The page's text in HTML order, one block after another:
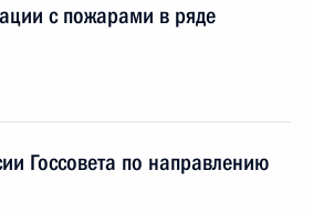
с пожарами в ряде
Госсовета по направлению